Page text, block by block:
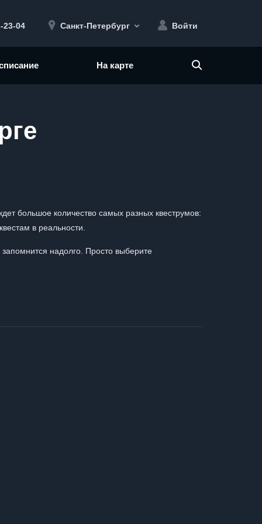
23-04 Санкт-Петербург Войти
На карте
большое количество самых разных квеструмов:
в реальности.
надолго. Просто выберите